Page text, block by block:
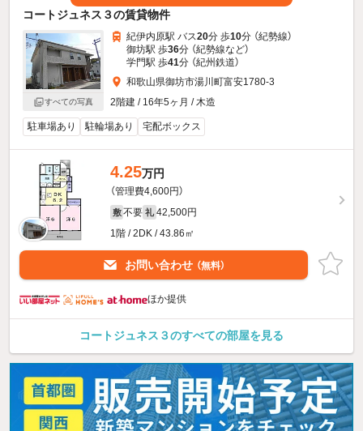
コートジュネス３の賃貸物件
すべての写真
紀伊内原駅 バス20分 歩10分 （紀勢線）
御坊駅 歩36分 （紀勢線など）
学門駅 歩41分 （紀州鉄道）
和歌山県御坊市湯川町富安1780-3
2階建 / 16年5ヶ月 / 木造
駐車場あり 駐輪場あり 宅配ボックス
4.25万円
（管理費4,600円）
敷 不要 礼 42,500円
1階 / 2DK / 43.86㎡
お問い合わせ （無料）
ほか提供
コートジュネス３のすべての部屋を見る